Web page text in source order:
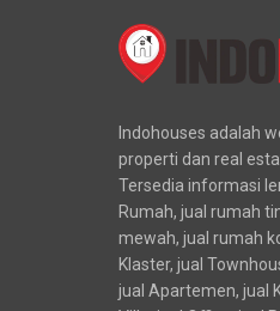
Indohouses adalah
properti dan real
Tersedia informasi
Rumah, jual rumah
mewah, jual rumah
Klaster, jual
jual Apartemen, jual